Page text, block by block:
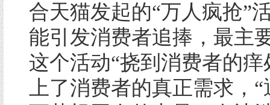
合天猫发起的“万人疯抢”
能引发消费者追捧，最主
这个活动“挠到消费者的痒
上了消费者的真正需求，